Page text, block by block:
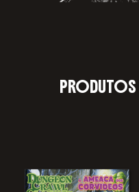
PRODUTOS